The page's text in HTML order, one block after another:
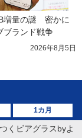
増量の謎　密かに
ブランド戦争
2026年8月5日
1カ月
くビアグラスbyよ